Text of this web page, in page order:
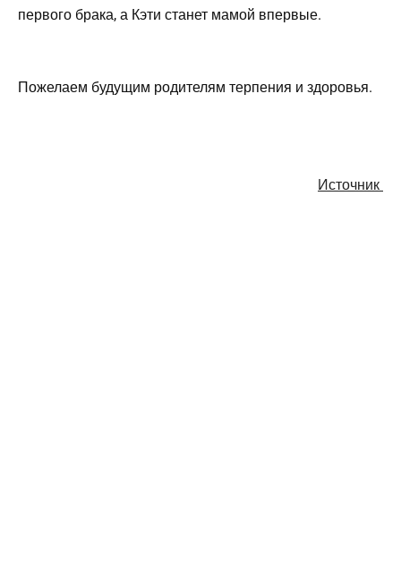
первого брака, а Кэти станет мамой впервые.
Пожелаем будущим родителям терпения и здоровья.
Источник